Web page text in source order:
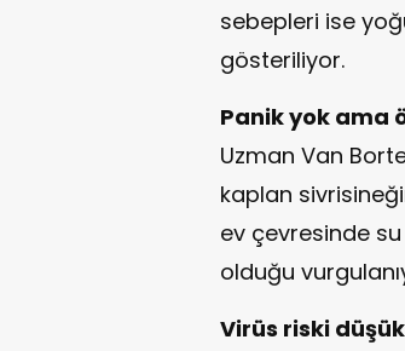
sebepleri ise
gösteriliyor.
Panik yok ama
Uzman Van
kaplan
ev çevresinde
olduğu
Virüs riski